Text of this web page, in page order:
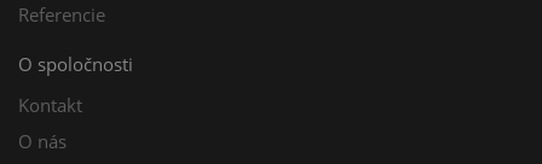
Referencie
O spoločnosti
Kontakt
O nás